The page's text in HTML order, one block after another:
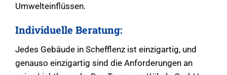
Umwelteinflüssen.
Individuelle Beratung:
Jedes Gebäude in Schefflenz ist einzigartig, und
genauso einzigartig sind die Anforderungen an